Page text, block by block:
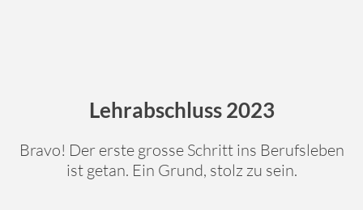
Lehrabschluss 2023
Bravo! Der erste grosse Schritt ins Berufsleben
ist getan. Ein Grund, stolz zu sein.